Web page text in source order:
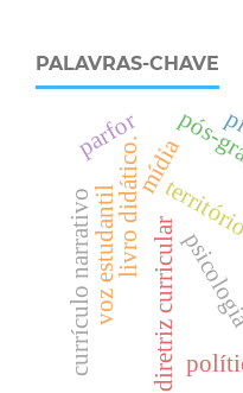
PALAVRAS-CHAVE
diretriz curricular
pós-
mídia
livro didático.
parfor
voz estudantil
currículo narrativo